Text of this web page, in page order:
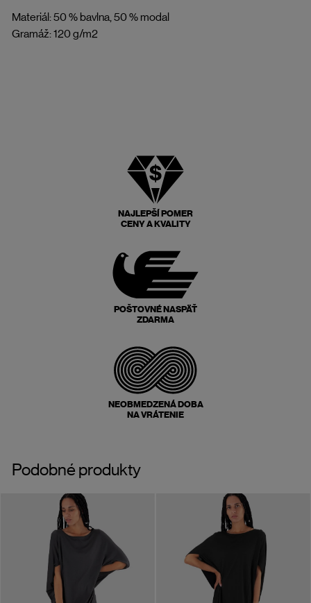
Materiál: 50 % bavlna, 50 % modal
Gramáž: 120 g/m2
NAJLEPŠÍ POMER
CENY A KVALITY
POŠTOVNÉ NASPÄŤ
ZDARMA
NEOBMEDZENÁ DOBA
NA VRÁTENIE
Podobné produkty